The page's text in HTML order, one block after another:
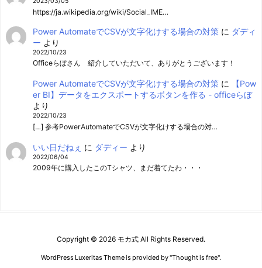
https://ja.wikipedia.org/wiki/Social_IME…
Power AutomateでCSVが文字化けする場合の対策に ダディ
ー より
2022/10/23
Officeらぼさん 紹介していただいて、ありがとうございます！
Power AutomateでCSVが文字化けする場合の対策に
【Pow
er BI】データをエクスポートするボタンを作る - officeらぼ
より
2022/10/23
[…] 参考PowerAutomateでCSVが文字化けする場合の対…
いい日だねぇ に ダディー より
2022/06/04
2009年に購入したこのTシャツ、まだ着てたわ・・・
Copyright © 2026 モカ式 All Rights Reserved.
WordPress Luxeritas Theme is provided by "Thought is free".